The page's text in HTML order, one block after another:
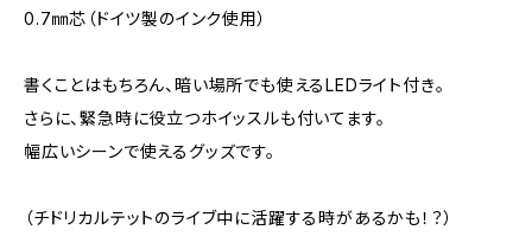
0.7㎜芯（ドイツ製のインク使用）
書くことはもちろん、暗い場所でも使えるLEDライト付き。
さらに、緊急時に役立つホイッスルも付いてます。
幅広いシーンで使えるグッズです。
（チドリカルテットのライブ中に活躍する時があるかも！？）